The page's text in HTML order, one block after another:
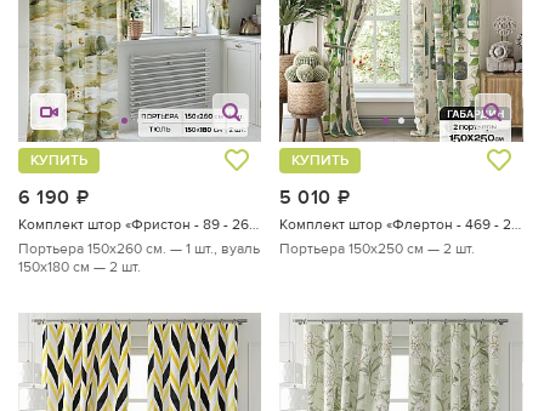
6 190
КУПИТЬ
Комплект штор «Фристон - 89 - 260 см»
Портьера 150х260 см. — 1 шт., вуаль
150х180 см — 2 шт.
5 010
КУПИТЬ
Комплект штор «Флертон - 469 - 250 см»
Портьера 150х250 см — 2 шт.